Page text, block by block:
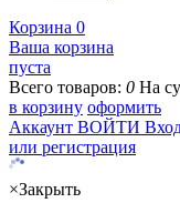
Корзина 0
Ваша корзина
пуста
Всего товаров: 0 На
в корзину оформить
Аккаунт ВОЙТИ
или регистрация
×Закрыть